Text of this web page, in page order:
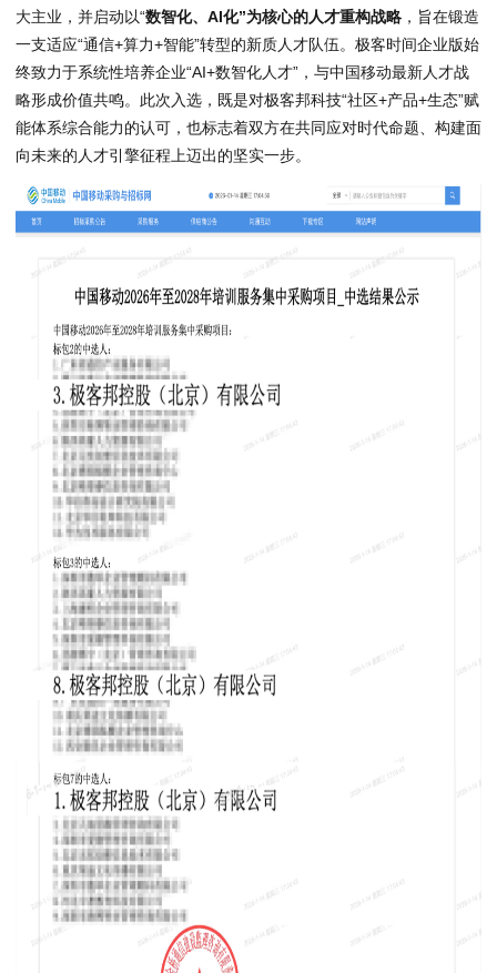
大主业，并启动以“数智化、AI化”为核心的人才重构战略 ，旨在锻造
一支适应“通信+算力+智能”转型的新质人才队伍。极客时间企业版始
终致力于系统性培养企业“AI+数智化人才”，与中国移动最新人才战
略形成价值共鸣。此次入选，既是对极客邦科技“社区+产品+生态”赋
能体系综合能力的认可，也标志着双方在共同应对时代命题、构建面
向未来的人才引擎征程上迈出的坚实一步。